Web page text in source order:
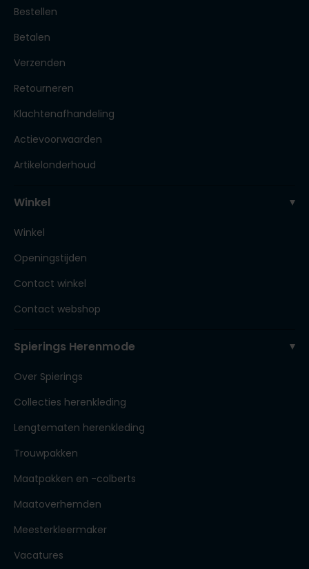
Bestellen
Betalen
Verzenden
Retourneren
Klachtenafhandeling
Actievoorwaarden
Artikelonderhoud
Winkel
Winkel
Openingstijden
Contact winkel
Contact webshop
Spierings Herenmode
Over Spierings
Collecties herenkleding
Lengtematen herenkleding
Trouwpakken
Maatpakken en -colberts
Maatoverhemden
Meesterkleermaker
Vacatures